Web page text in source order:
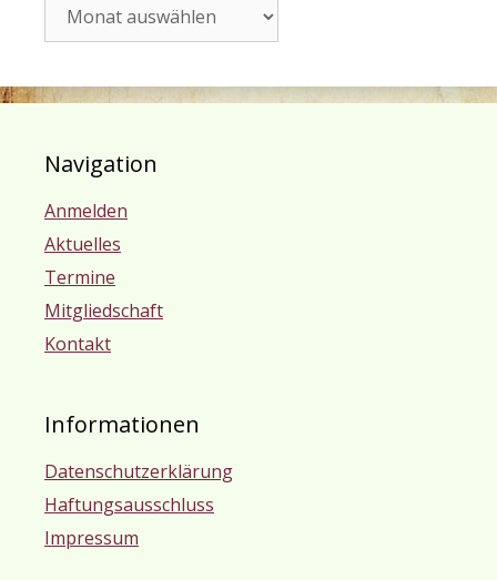
Navigation
Anmelden
Aktuelles
Termine
Mitgliedschaft
Kontakt
Informationen
Datenschutzerklärung
Haftungsausschluss
Impressum